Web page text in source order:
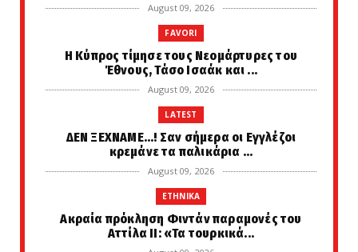
August 09, 2026
FAVORI
Η Κύπρος τίμησε τους Νεομάρτυρες του
Έθνους, Τάσο Ισαάκ και ...
August 09, 2026
LATEST
ΔΕΝ ΞΕΧΝΑΜΕ...! Σαν σήμερα οι Εγγλέζοι
κρεμάνε τα παλικάρια ...
August 09, 2026
ETHNIKA
Ακραία πρόκληση Φιντάν παραμονές του
Αττίλα ΙΙ: «Τα τουρκικά...